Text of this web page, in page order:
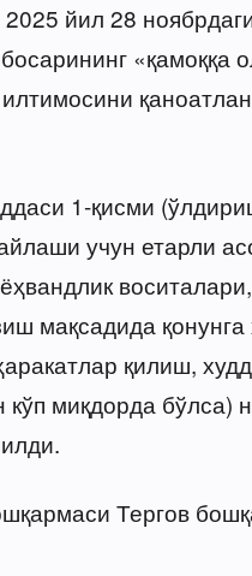
йил 28
«қамоққа
1-қисми
учун етарли
мақсадида
қилиш,
миқдорда бўлса)
Тергов